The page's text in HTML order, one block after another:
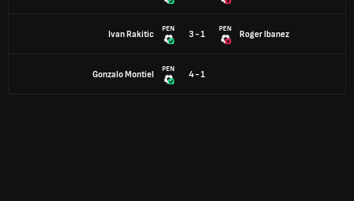
Ivan Rakitic
PEN
3 - 1
PEN
Roger Ibanez
Gonzalo Montiel
PEN
4 - 1